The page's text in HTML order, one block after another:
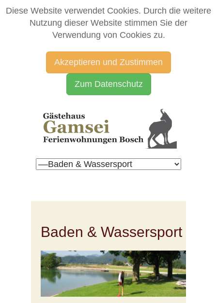
Diese Website verwendet Cookies. Durch die weitere
Nutzung dieser Website stimmen Sie der
Verwendung von Cookies zu.
Akzeptieren und Zustimmen
Zum Datenschutz
Baden & Wassersport